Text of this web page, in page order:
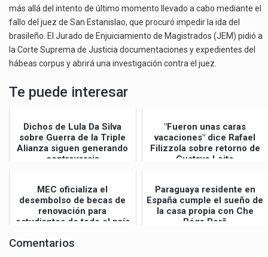
más allá del intento de último momento llevado a cabo mediante el
fallo del juez de San Estanislao, que procuró impedir la ida del
brasileño. El Jurado de Enjuiciamiento de Magistrados (JEM) pidió a
la Corte Suprema de Justicia documentaciones y expedientes del
hábeas corpus y abrirá una investigación contra el juez.
Te puede interesar
Dichos de Lula Da Silva
sobre Guerra de la Triple
Alianza siguen generando
controversia
"Fueron unas caras
vacaciones" dice Rafael
Filizzola sobre retorno de
Gustavo Leite
MEC oficializa el
desembolso de becas de
renovación para
estudiantes de todo el país
Paraguaya residente en
España cumple el sueño de
la casa propia con Che
Róga Porã
Comentarios